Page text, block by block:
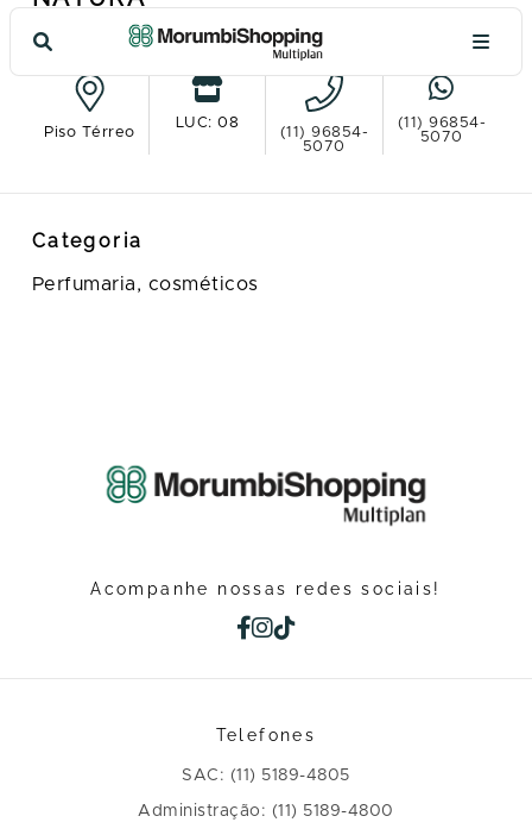
Ver no mapa
Piso Térreo
LUC: 08
(11) 96854-
5070
(11) 96854-
5070
Categoria
Perfumaria, cosméticos
Acompanhe nossas redes sociais!
Telefones
SAC: (11) 5189-4805
Administração: (11) 5189-4800